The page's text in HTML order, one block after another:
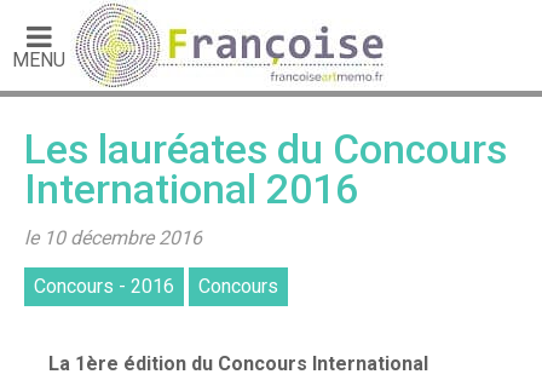
MENU
Les lauréates du Concours
International 2016
le 10 décembre 2016
Concours - 2016 Concours
La 1ère édition du Concours International